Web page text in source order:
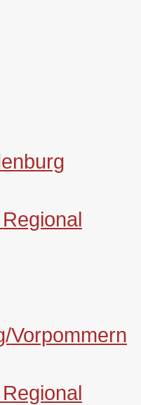
Vorpommern